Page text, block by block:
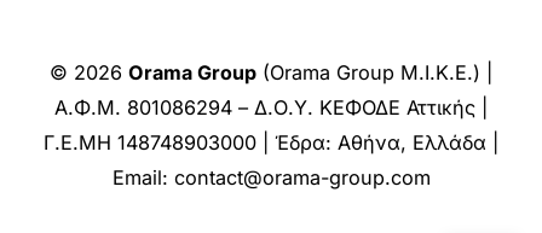
© 2026 Orama Group (Orama Group Μ.Ι.Κ.Ε.) |
Α.Φ.Μ. 801086294 – Δ.Ο.Υ. ΚΕΦΟΔΕ Αττικής |
Γ.Ε.ΜΗ 148748903000 | Έδρα: Αθήνα, Ελλάδα |
Email: contact@orama-group.com